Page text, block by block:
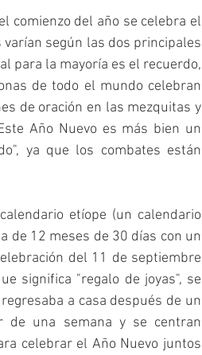
comienzo del año se celebra el
según las dos principales
para la mayoría es el recuerdo,
de todo el mundo celebran
de oración en las mezquitas y
Año Nuevo es más bien un
ya que los combates están
etíope (un calendario
de 12 meses de 30 días con un
del 11 de septiembre
significa "regalo de joyas", se
a casa después de un
de una semana y se centran
celebrar el Año Nuevo juntos